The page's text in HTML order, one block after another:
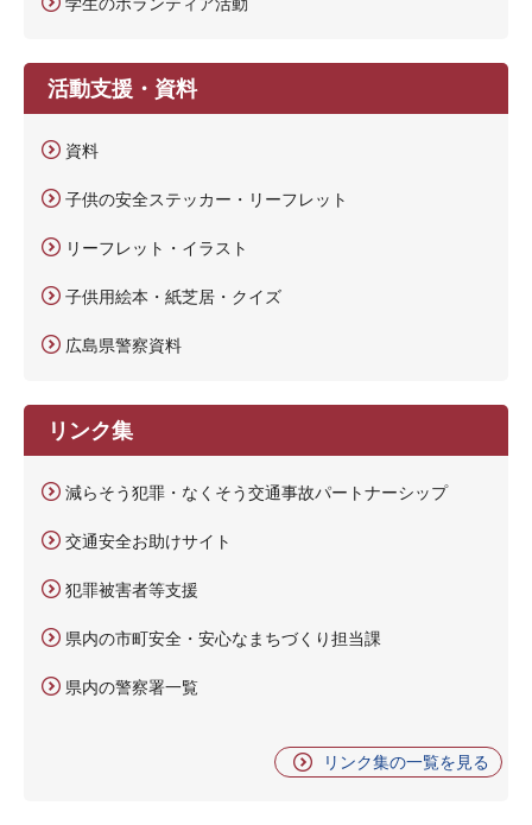
活動支援・資料
資料
子供の安全ステッカー・リーフレット
リーフレット・イラスト
子供用絵本・紙芝居・クイズ
広島県警察資料
リンク集
減らそう犯罪・なくそう交通事故パートナーシップ
交通安全お助けサイト
犯罪被害者等支援
県内の市町安全・安心なまちづくり担当課
県内の警察署一覧
リンク集の一覧を見る